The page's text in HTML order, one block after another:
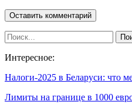
Интересное:
Налоги-2025 в Беларуси: что
Лимиты на границе в 1000